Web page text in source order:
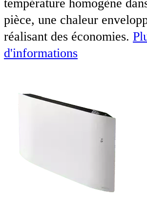
température homogène
pièce, une chaleur
réalisant des économies.
d'informations